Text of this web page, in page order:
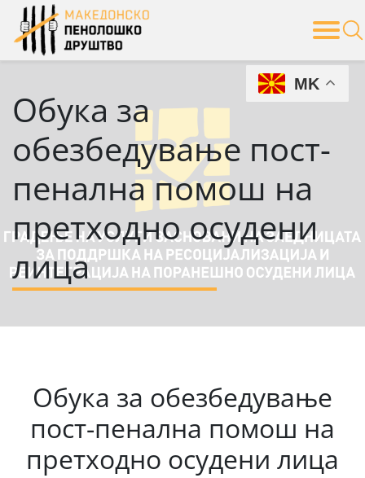
Skip
content
Обука за
обезбедување пост-
пенална помош на
претходно осудени
лица
Обука за обезбедување
пост-пенална помош на
претходно осудени лица
MK